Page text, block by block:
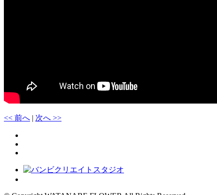
<< 前へ | 次へ >>